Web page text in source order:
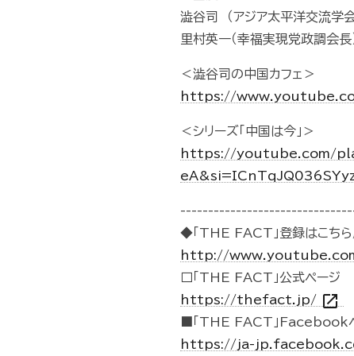
澁谷司 （アジア太平洋交流学
里村英一（幸福実現党政調会長
＜澁谷司の中国カフェ＞
https://
＜シリーズ「中国は今」＞
https://youtube.com/
◆「THE FACT」登録はこ
http://
□「THE FACT」公式ページ
https://thefact.jp/ open_in_new
■「THE FACT」Facebook
https://ja-